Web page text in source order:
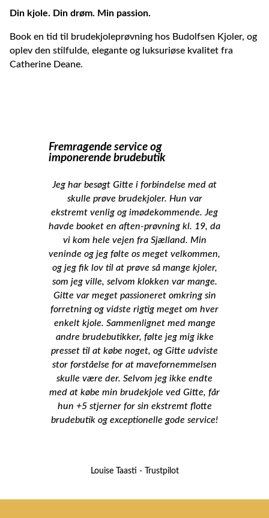
Din kjole. Din drøm. Min passion.
Book en tid til brudekjoleprøvning hos Budolfsen Kjoler, og
oplev den stilfulde, elegante og luksuriøse kvalitet fra
Catherine Deane.
Fremragende service og
imponerende brudebutik
Jeg har besøgt Gitte i forbindelse med at
skulle prøve brudekjoler. Hun var
ekstremt venlig og imødekommende. Jeg
havde booket en aften-prøvning kl. 19, da
vi kom hele vejen fra Sjælland. Min
veninde og jeg følte os meget velkommen,
og jeg fik lov til at prøve så mange kjoler,
som jeg ville, selvom klokken var mange.
Gitte var meget passioneret omkring sin
forretning og vidste rigtig meget om hver
enkelt kjole. Sammenlignet med mange
andre brudebutikker, følte jeg mig ikke
presset til at købe noget, og Gitte udviste
stor forståelse for at mavefornemmelsen
skulle være der. Selvom jeg ikke endte
med at købe min brudekjole ved Gitte, får
hun +5 stjerner for sin ekstremt flotte
brudebutik og exceptionelle gode service!
Louise Taasti - Trustpilot